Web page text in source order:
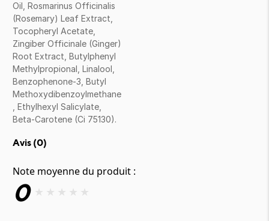
Oil, Rosmarinus Officinalis
(Rosemary) Leaf Extract,
Tocopheryl Acetate,
Zingiber Officinale (Ginger)
Root Extract, Butylphenyl
Methylpropional, Linalool,
Benzophenone-3, Butyl
Methoxydibenzoylmethane
, Ethylhexyl Salicylate,
Beta-Carotene (Ci 75130).
Avis (0)
Note moyenne du produit :
0 ★ ★ ★ ★ ★